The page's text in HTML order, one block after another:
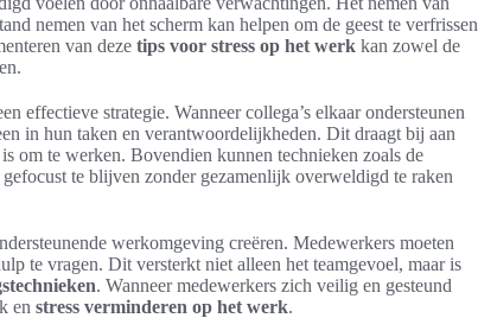
nemen van het scherm kan helpen om de geest te verfrissen
van deze tips voor stress op het werk kan zowel de
effectieve strategie. Wanneer collega’s elkaar ondersteunen
in hun taken en verantwoordelijkheden. Dit draagt bij aan
om te werken. Bovendien kunnen technieken zoals de
te blijven zonder gezamenlijk overweldigd te raken
werkomgeving creëren. Medewerkers moeten
te vragen. Dit versterkt niet alleen het teamgevoel, maar is
. Wanneer medewerkers zich veilig en gesteund
en stress verminderen op het werk.